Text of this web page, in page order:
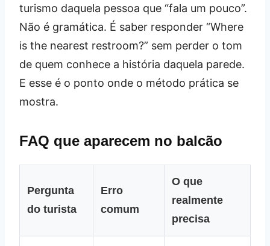
turismo daquela pessoa que “fala um pouco”.
Não é gramática. É saber responder “Where
is the nearest restroom?” sem perder o tom
de quem conhece a história daquela parede.
E esse é o ponto onde o método prática se
mostra.
FAQ que aparecem no balcão
Pergunta
do turista
Erro
comum
O que
realmente
precisa